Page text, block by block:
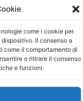
come i cookie per
Il consenso a
come il comportamento di
o ritirare il consenso
e funzioni.